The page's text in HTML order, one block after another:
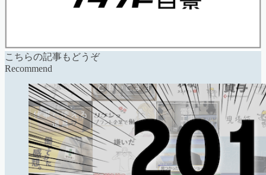
こちらの記事もどうぞ
Recommend